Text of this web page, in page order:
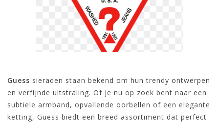
Guess sieraden staan bekend om hun trendy ontwerpen
en verfijnde uitstraling. Of je nu op zoek bent naar een
subtiele armband, opvallende oorbellen of een elegante
ketting, Guess biedt een breed assortiment dat perfect